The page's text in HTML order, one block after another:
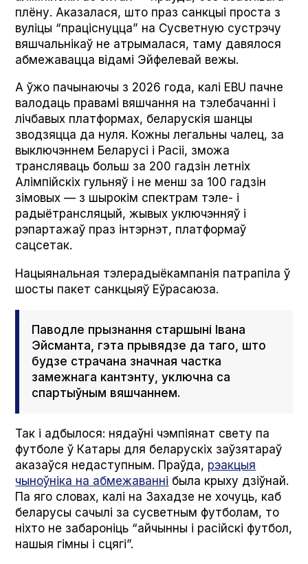
плёну. Аказалася, што праз санкцыі проста з
вуліцы “праціснуцца” на Сусветную сустрэчу
вяшчальнікаў не атрымалася, таму давялося
абмежавацца відамі Эйфелевай вежы.
А ўжо пачынаючы з 2026 года, калі EBU пачне
валодаць правамі вяшчання на тэлебачанні і
лічбавых платформах, беларускія шанцы
зводзяцца да нуля. Кожны легальны чалец, за
выключэннем Беларусі і Расіі, зможа
трансляваць больш за 200 гадзін летніх
Алімпійскіх гульняў і не менш за 100 гадзін
зімовых — з шырокім спектрам тэле- і
радыётрансляцый, жывых уключэнняў і
рэпартажаў праз інтэрнэт, платформаў
сацсетак.
Нацыянальная тэлерадыёкампанія патрапіла ў
шосты пакет санкцыяў Еўрасаюза.
Паводле прызнання старшыні Івана
Эйсманта, гэта прывядзе да таго, што
будзе страчана значная частка
замежнага кантэнту, уключна са
спартыўным вяшчаннем.
Так і адбылося: нядаўні чэмпіянат свету па
футболе ў Катары для беларускіх заўзятараў
аказаўся недаступным. Праўда, рэакцыя
чыноўніка на абмежаванні была крыху дзіўнай.
Па яго словах, калі на Захадзе не хочуць, каб
беларусы сачылі за сусветным футболам, то
ніхто не забароніць “айчынны і расійскі футбол,
нашыя гімны і сцягі”.